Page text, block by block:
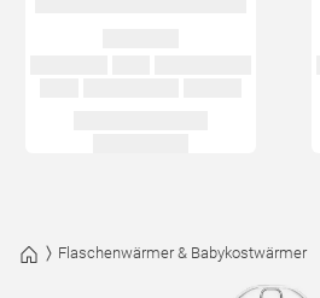
Flaschenwärmer & Babykostwärmer